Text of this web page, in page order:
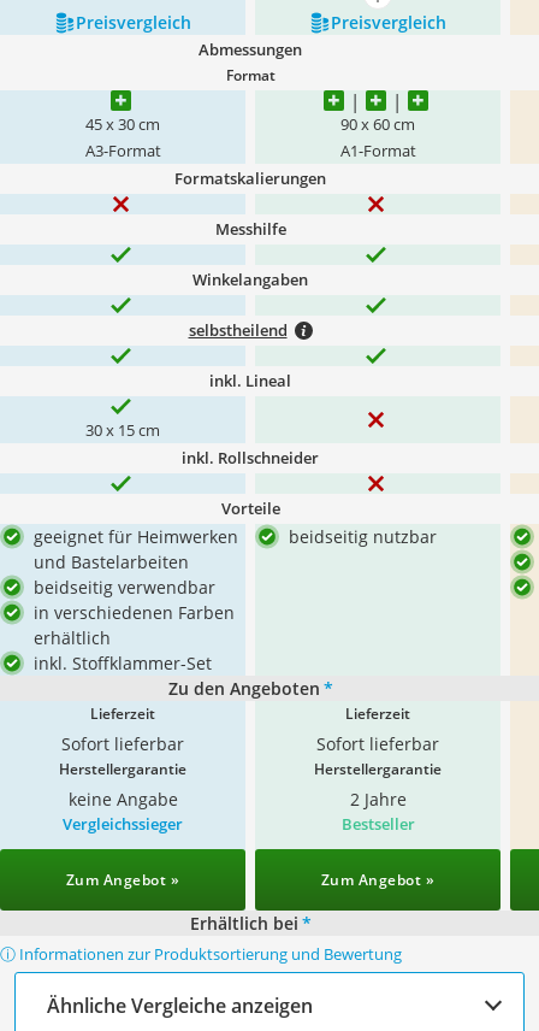
Preis­vergleich
Preis­vergleich
Abmessungen
Format
45 x 30 cm
A3-Format
90 x 60 cm
A1-Format
Formatskalierungen
Messhilfe
Winkelangaben
selbstheilend
inkl. Lineal
30 x 15 cm
inkl. Rollschneider
Vorteile
geeignet für Heimwerken
und Bastelarbeiten
beidseitig verwendbar
in verschiedenen Farben
erhältlich
inkl. Stoffklammer-Set
beidseitig nutzbar
Zu den Angeboten *
Lieferzeit
Sofort lieferbar
Lieferzeit
Sofort lieferbar
Herstellergarantie
keine Angabe
Herstellergarantie
2 Jahre
Vergleichssieger
Zum Angebot »
Bestseller
Zum Angebot »
Erhältlich bei *
ⓘ Informationen zur Produktsortierung und Bewertung
Ähnliche Vergleiche anzeigen